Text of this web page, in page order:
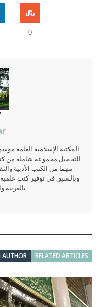
0
المكتبة الإسلامية العامة
للتحميل,مجموعة شاملة من
مهما من الكتب الأدبية
وبالسبق في توفير كتب
بالعربية
RELATED ARTICLES
AUTHOR